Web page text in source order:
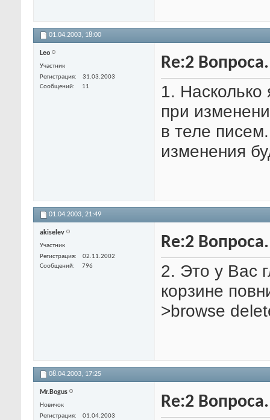
01.04.2003, 18:00
Leo
Участник
Регистрация
31.03.2003
Сообщений
11
Re:2
1.
при
в теле
изменения
01.04.2003, 21:49
akiselev
Участник
Регистрация
02.11.2002
Сообщений
796
Re:2
2. Это у Вас
корзине
>browse
08.04.2003, 17:25
Mr.Bogus
Новичок
Регистрация
01.04.2003
Re:2